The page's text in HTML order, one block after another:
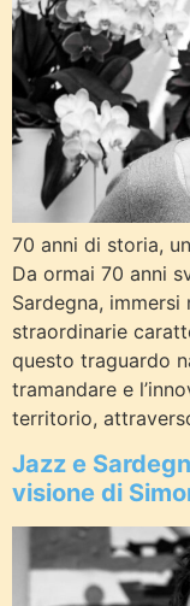
70 anni di storia,
Da ormai 70 anni
Sardegna,
straordinarie
questo traguardo
tramandare e
territorio,
Jazz e
visione di